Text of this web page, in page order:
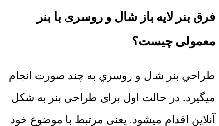
فرق بنر لایه باز شال و روسری با بنر
معمولی چیست؟
طراحي بنر شال و روسري به چند صورت انجام
میگیرد. در حالت اول برای طراحی بنر به شکل
آنلاین اقدام میشود. یعنی مرتبط با موضوع خود